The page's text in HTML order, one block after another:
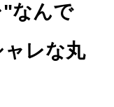
"なんで
レな丸